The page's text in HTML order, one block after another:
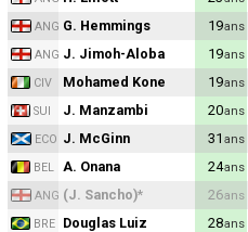
ANG G. Hemmings 19ans
ANG J. Jimoh-Aloba 19ans
CIV Mohamed Kone 19ans
SUI J. Manzambi 20ans
ECO J. McGinn 31 ans
BEL A. Onana 24ans
ANG (J. Sancho)* 26ans
BRE Douglas Luiz 28ans